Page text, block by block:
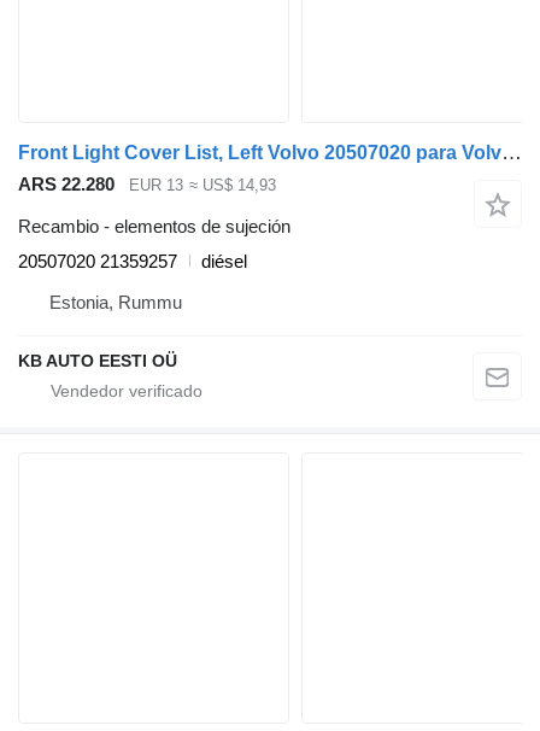
Front Light Cover List, Left Volvo 20507020 para Volvo FM7-FM12, FM, FMX (1998-2014) camión
ARS 22.280 EUR 13 ≈ US$ 14,93
Recambio - elementos de sujeción
20507020 21359257
diésel
Estonia, Rummu
KB AUTO EESTI OÜ